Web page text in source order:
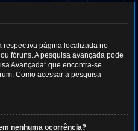
respectiva página localizada no
fóruns. A pesquisa avançada pode
Avançada” que encontra-se
Como acessar a pesquisa
nenhuma ocorrência?